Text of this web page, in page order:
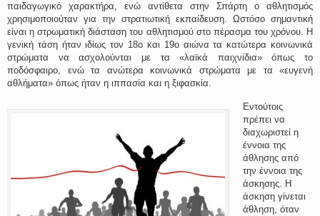
παιδαγωγικό χαρακτήρα, ενώ αντίθετα στην Σπάρτη ο αθλητισμός
χρησιμοποιούταν για την στρατιωτική εκπαίδευση. Ωστόσο σημαντική
είναι η στρωματική διάσταση του αθλητισμού στο πέρασμα του χρόνου. Η
γενική τάση ήταν ιδίως τον 18ο και 19ο αιώνα τα κατώτερα κοινωνικά
στρώματα να ασχολούνται με τα «λαϊκά παιχνίδια» όπως το
ποδόσφαιρο, ενώ τα ανώτερα κοινωνικά στρώματα με τα «ευγενή
αθλήματα» όπως ήταν η ιππασία και η ξιφασκία.
Εντούτοις
πρέπει να
διαχωριστεί η
έννοια της
άθλησης από
την έννοια της
άσκησης. Η
άσκηση γίνεται
άθληση, όταν